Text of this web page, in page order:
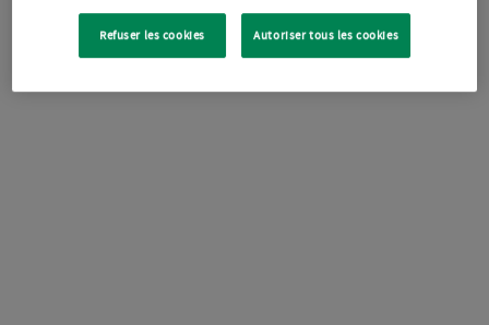
Refuser les cookies Autoriser tous les cookies